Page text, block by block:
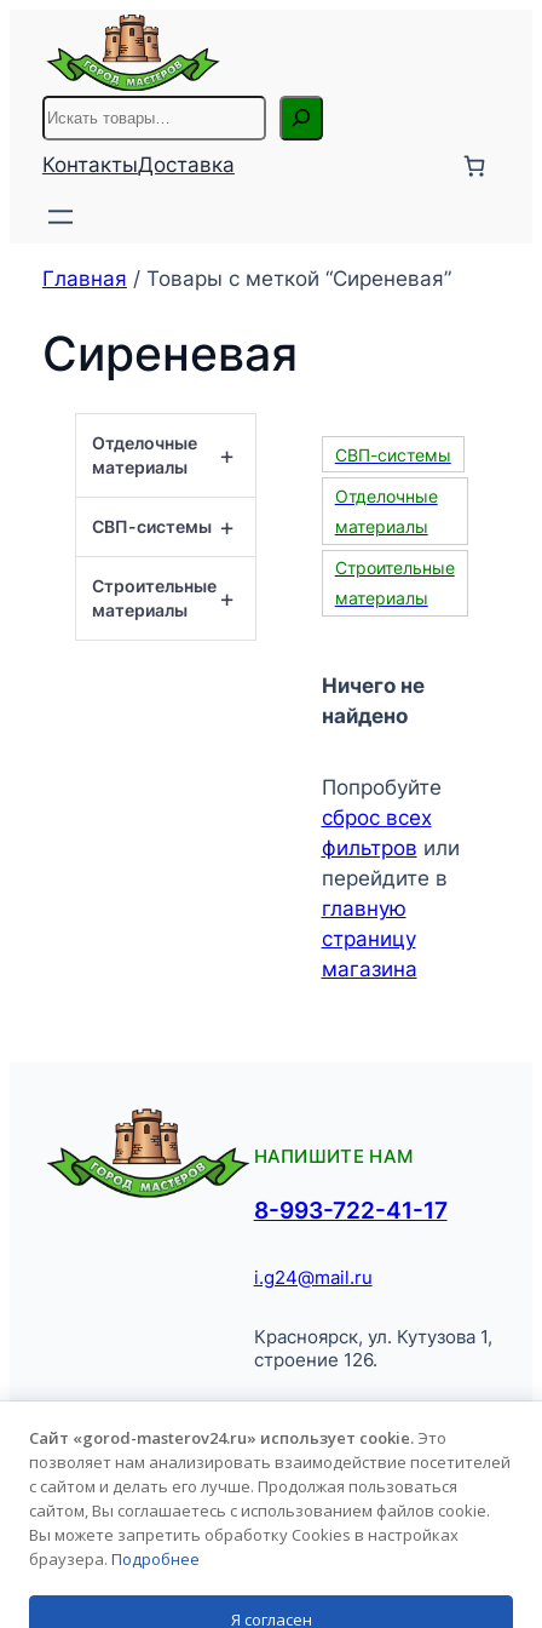
содержимому
Поиск
КонтактыДоставка
Главная / Товары с меткой “Сиреневая”
Сиреневая
+
Отделочные
материалы
+
СВП-системы
+
Строительные
материалы
СВП-системы
Отделочные
материалы
Строительные
материалы
Ничего не
найдено
Попробуйте
сброс всех
фильтров или
перейдите в
главную
страницу
магазина
НАПИШИТЕ НАМ
8-993-722-41-17
i.g24@mail.ru
Красноярск, ул. Кутузова 1,
строение 126.
© Город
Мастеров, 2026.
Политика обработки
персональных данных
Продвижение сайта
Сайт «gorod-masterov24.ru» использует cookie. Это
позволяет нам анализировать взаимодействие посетителей
с сайтом и делать его лучше. Продолжая пользоваться
сайтом, Вы соглашаетесь с использованием файлов cookie.
Вы можете запретить обработку Cookies в настройках
браузера. Подробнее
Я согласен